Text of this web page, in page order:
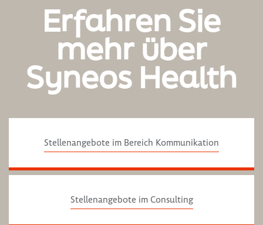
Erfahren Sie
mehr über
Syneos Health
Stellenangebote im Bereich Kommunikation
Stellenangebote im Consulting